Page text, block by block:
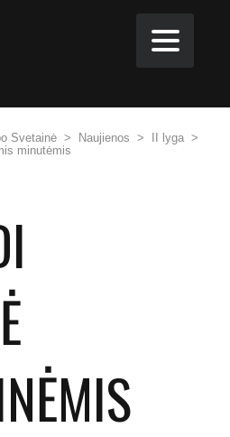
Svetainė > Naujienos > II lyga >
minutėmis